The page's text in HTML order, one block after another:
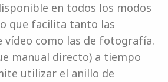
en todos los modos
que facilita tanto las
vídeo como las de fotografía.
manual directo) a tiempo
utilizar el anillo de